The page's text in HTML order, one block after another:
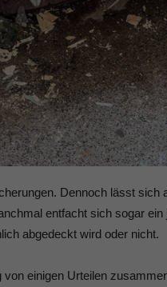
Dennoch lässt
entfacht sich sogar
abgedeckt wird oder nicht.
einigen Urteilen